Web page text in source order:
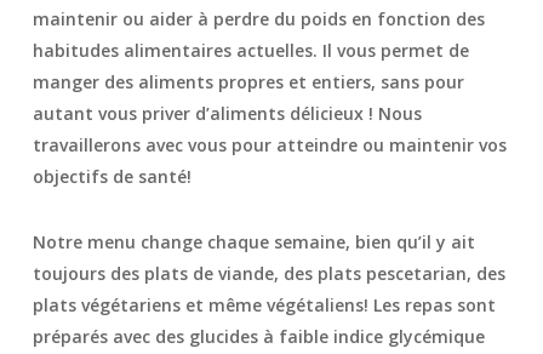
maintenir ou aider à perdre du poids en fonction des
habitudes alimentaires actuelles. Il vous permet de
manger des aliments propres et entiers, sans pour
autant vous priver d’aliments délicieux ! Nous
travaillerons avec vous pour atteindre ou maintenir vos
objectifs de santé!
Notre menu change chaque semaine, bien qu’il y ait
toujours des plats de viande, des plats pescetarian, des
plats végétariens et même végétaliens! Les repas sont
préparés avec des glucides à faible indice glycémique